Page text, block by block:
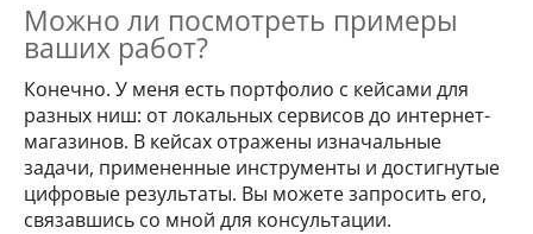
Можно ли посмотреть примеры
ваших работ?
Конечно. У меня есть портфолио с кейсами для
разных ниш: от локальных сервисов до интернет-
магазинов. В кейсах отражены изначальные
задачи, примененные инструменты и достигнутые
цифровые результаты. Вы можете запросить его,
связавшись со мной для консультации.